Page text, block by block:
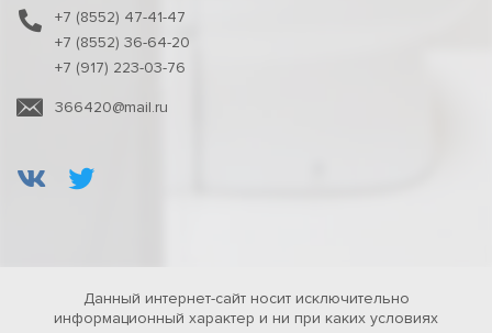
+7 (8552) 47-41-47
+7 (8552) 36-64-20
+7 (917) 223-03-76
366420@mail.ru
Данный интернет-сайт носит исключительно
информационный характер и ни при каких условиях